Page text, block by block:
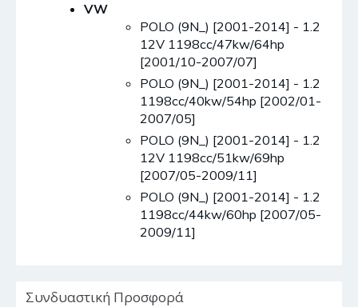
VW
POLO (9N_) [2001-2014] - 1.2
12V 1198cc/47kw/64hp
[2001/10-2007/07]
POLO (9N_) [2001-2014] - 1.2
1198cc/40kw/54hp [2002/01-
2007/05]
POLO (9N_) [2001-2014] - 1.2
12V 1198cc/51kw/69hp
[2007/05-2009/11]
POLO (9N_) [2001-2014] - 1.2
1198cc/44kw/60hp [2007/05-
2009/11]
Συνδυαστική Προσφορά